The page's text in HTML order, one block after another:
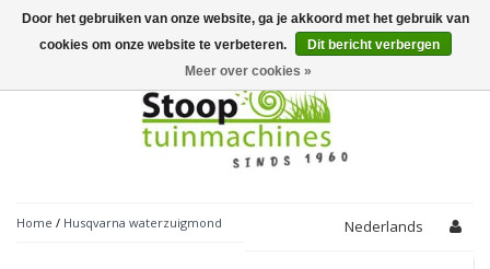
Toggle
navigation
Home / Husqvarna waterzuigmond Nederlands
Door het gebruiken van onze website, ga je akkoord met het gebruik van
cookies om onze website te verbeteren.
Dit bericht verbergen
Meer over cookies »